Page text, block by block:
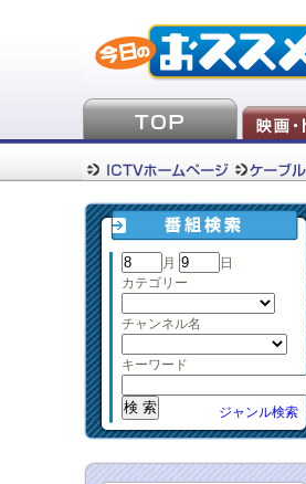
月
日
カテゴリー
チャンネル名
キーワード
ジャンル検索